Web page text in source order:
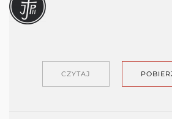
CZYTAJ